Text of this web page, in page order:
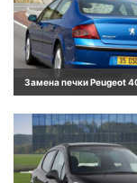
Замена печки Peugeot